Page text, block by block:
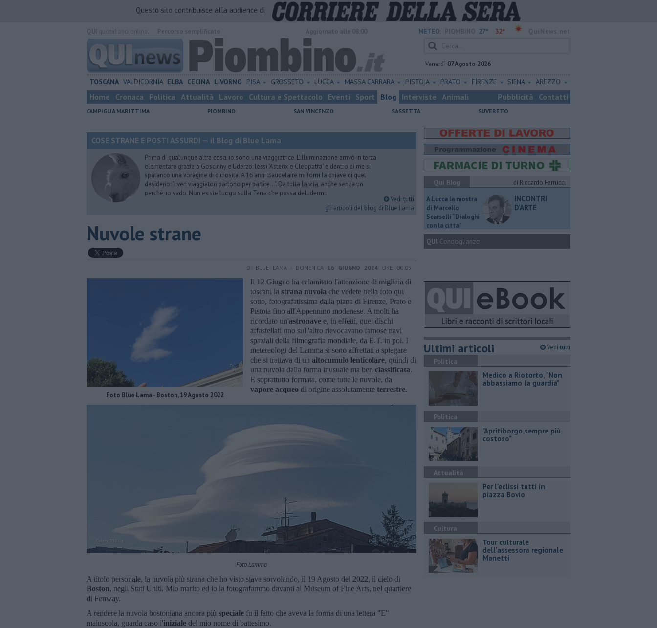
Questo sito contribuisce alla audience di
METEO: 27° 32°
Venerdì 07 Agosto 2026
TOSCANA VALDICORNIA ELBA CECINA LIVORNO PISA GROSSETO LUCCA MASSA CARRARA PISTOIA PRATO FIRENZE SIENA AREZZO
Home Cronaca Politica Attualità Lavoro Cultura e Spettacolo Eventi Sport Blog Interviste Animali Pubblicità Contatti
CAMPIGLIA MARITTIMA PIOMBINO SAN VINCENZO SASSETTA SUVERETO
COSE STRANE E POSTI ASSURDI — il Blog di Blue Lama
Prima di qualunque altra cosa, io sono una viaggiatrice. L'illuminazione arrivò in terza
elementare grazie a Goscinny e Uderzo: lessi "Asterix e Cleopatra" e dentro di me si
spalancó una voragine di curiosità. A 16 anni Baudelaire mi fornì la chiave di quel
desiderio: "I veri viaggiatori partono per partire...". Da tutta la vita, anche senza un
perchè, io vado. Non esiste luogo sulla Terra che possa deludermi.
Vedi tutti
gli articoli del blog di Blue Lama
Nuvole strane
DI BLUE LAMA - DOMENICA 16 GIUGNO 2024 ORE 00:05
Foto Blue Lama - Boston, 19 Agosto 2022
Il 12 Giugno ha calamitato l'attenzione di migliaia di
toscani la strana nuvola che vedete nella foto qui
sotto, fotografatissima dalla piana di Firenze, Prato e
Pistoia fino all'Appennino modenese. A molti ha
ricordato un'astronave e, in effetti, quei dischi
affastellati uno sull'altro rievocavano famose navi
spaziali della filmografia mondiale, da E.T. in poi. I
metereologi del Lamma si sono affrettati a spiegare
che si trattava di un altocumulo lenticolare, quindi di
una nuvola dalla forma inusuale ma ben classificata.
E soprattutto formata, come tutte le nuvole, da
vapore acqueo di origine assolutamente terrestre.
Foto Lamma
A titolo personale, la nuvola più strana che ho visto stava sorvolando, il 19 Agosto del 2022, il cielo di
Boston, negli Stati Uniti. Mio marito ed io la fotografammo davanti al Museum of Fine Arts, nel quartiere
di Fenway.
A rendere la nuvola bostoniana ancora più speciale fu il fatto che aveva la forma di una lettera "E"
maiuscola, guarda caso l'iniziale del mio nome di battesimo.
Qui Blog
di Riccardo Ferrucci
A Lucca la mostra
di Marcello
Scarselli “Dialoghi
con la città"
INCONTRI
D'ARTE
QUI Condoglianze
Ultimi articoli Vedi tutti
Politica
Medico a Riotorto, "Non
abbassiamo la guardia"
Politica
"Apritiborgo sempre più
costoso"
Attualità
Per l'eclissi tutti in
piazza Bovio
Cultura
Tour culturale
dell'assessora regionale
Manetti